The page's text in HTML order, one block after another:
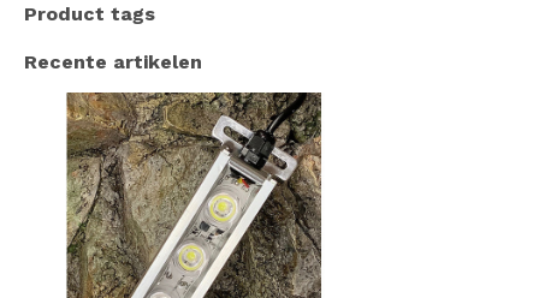
Product tags
Recente artikelen